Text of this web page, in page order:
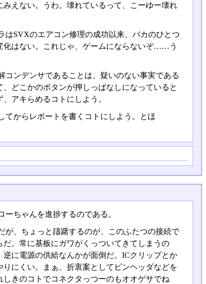
えない。うわ。壊れているって、こーゆー壊れ
はSVXのエアコン修理の成功以来、バカのひとつ
はない。これじゃ、ゲームにならないぞ……う
ンデンサであることは、疑いのない事実である
どこかのボタンが押しっぱなしになっていると
アキらめるコトにしよう。
てからレポートを書くコトにしよう。とほ
ちゃんを進捗するのである。
、ちょっと躊躇するのが、このふたつの接続で
。常に基板にガワがくっついてきてしまうの
に電源の供給なんかが面倒だ。ICクリップとか
にくい。まぁ、折衷案としてピンヘッダなどを
きのコトでコネクタっつーのもオオゲサでね